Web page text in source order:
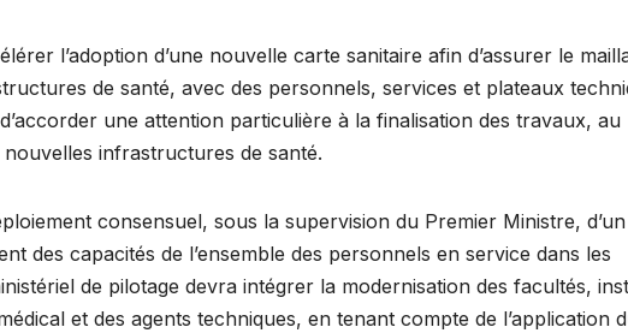
l’adoption d’une nouvelle carte sanitaire afin d’assurer le
de santé, avec des personnels, services et plateaux
une attention particulière à la finalisation des travaux, au
infrastructures de santé.
consensuel, sous la supervision du Premier Ministre,
des capacités de l’ensemble des personnels en service dans les
de pilotage devra intégrer la modernisation des facultés,
et des agents techniques, en tenant compte de l’application